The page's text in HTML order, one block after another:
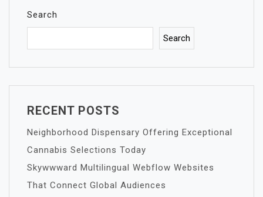
Search
Search
RECENT POSTS
Neighborhood Dispensary Offering Exceptional
Cannabis Selections Today
Skywwward Multilingual Webflow Websites
That Connect Global Audiences